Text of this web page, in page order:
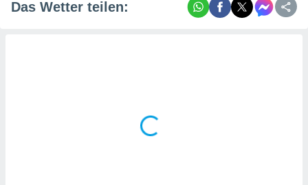
Das Wetter teilen: